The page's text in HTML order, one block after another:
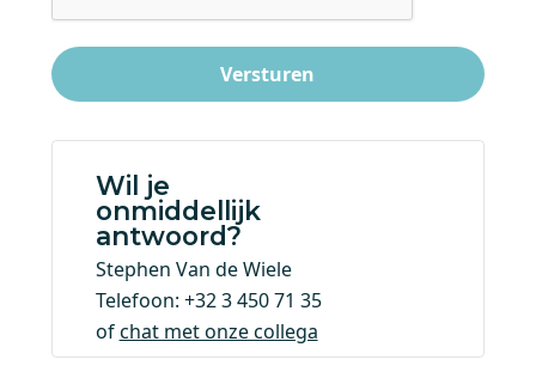
Wil je
onmiddellijk
antwoord?
Stephen Van de Wiele
Telefoon: +32 3 450 71 35
ofchat met onze collega